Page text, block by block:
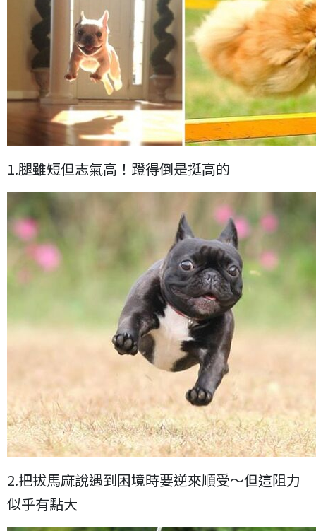
1.腿雖短但志氣高！蹬得倒是挺高的
2.把拔馬麻說遇到困境時要逆來順受～但這阻力
似乎有點大